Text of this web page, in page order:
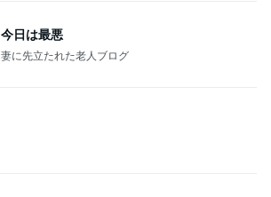
相変わらずの批判
妻に先立たれた老人ブログ